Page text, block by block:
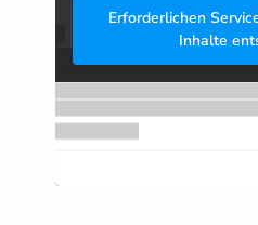
Erforderlichen
Inhalte